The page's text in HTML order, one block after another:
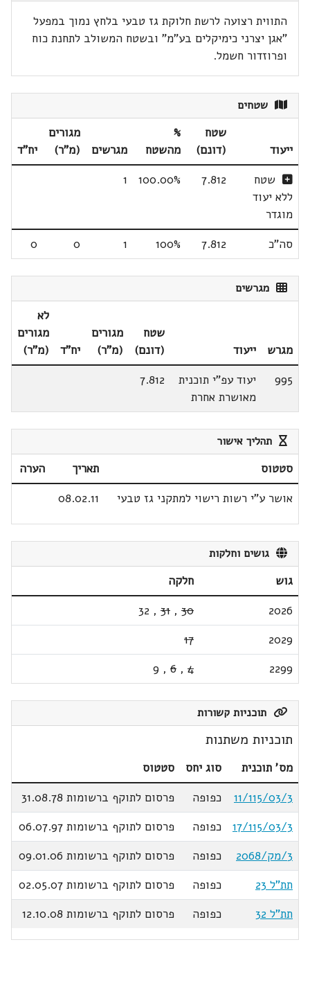
התווית רצועה לרשת חלוקת גז טבעי בלחץ נמוך במפעל
"אגן יצרני כימיקלים בע"מ" ובשטח המשולב לתחנת כוח
ופרוזדור חשמל.
שטחים
ייעוד
שטח
(דונם)
%
מהשטח
מגרשים
מגורים
(מ"ר)
יח"ד
שטח
ללא יעוד
מוגדר
7.812
100.00%
1
סה"כ 7.812
100%
1
0
0
מגרשים
מגרש ייעוד
שטח
(דונם)
מגורים
(מ"ר)
יח"ד
לא
מגורים
(מ"ר)
995
יעוד עפ"י תוכנית
מאושרת אחרת
7.812
תהליך אישור
סטטוס תאריך
הערה
אושר ע"י רשות רישוי למתקני גז טבעי
08.02.11
גושים וחלקות
גוש
חלקה
2026
30
,
31
,
32
2029
17
2299
4
,
6
,
9
תוכניות קשורות
תוכניות משתנות
מס' תוכנית סוג יחס
סטטוס
11/115/03/3
כפופה
פרסום לתוקף ברשומות 31.08.78
17/115/03/3
כפופה
פרסום לתוקף ברשומות 06.07.97
3/מק/2068
כפופה
פרסום לתוקף ברשומות 09.01.06
תת"ל 23
כפופה
פרסום לתוקף ברשומות 02.05.07
תת"ל 32
כפופה פרסום לתוקף ברשומות 12.10.08